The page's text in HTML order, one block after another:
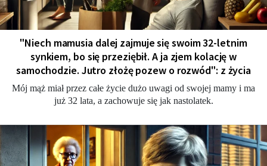
"Niech mamusia dalej zajmuje się swoim 32-letnim
synkiem, bo się przeziębił. A ja zjem kolację w
samochodzie. Jutro złożę pozew o rozwód": z życia
Mój mąż miał przez całe życie dużo uwagi od swojej mamy i ma
już 32 lata, a zachowuje się jak nastolatek.